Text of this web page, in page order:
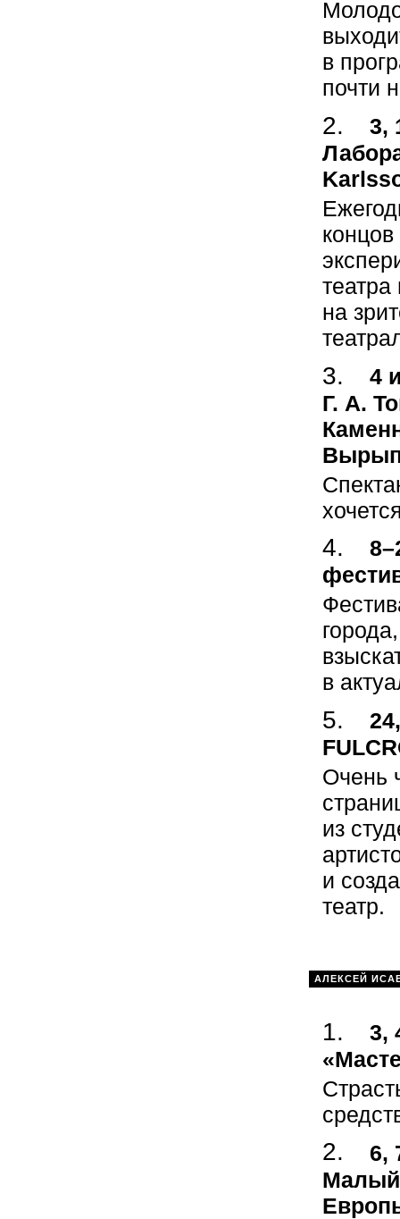
в
почти
3,
на
4
Г. А.
в
Очень
из
и
театр.
АЛЕКСЕЙ
3,
6,
Малый